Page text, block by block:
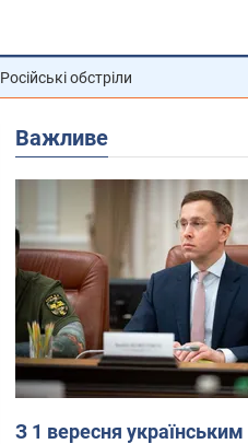
Російські обстріли
Важливе
З 1 вересня